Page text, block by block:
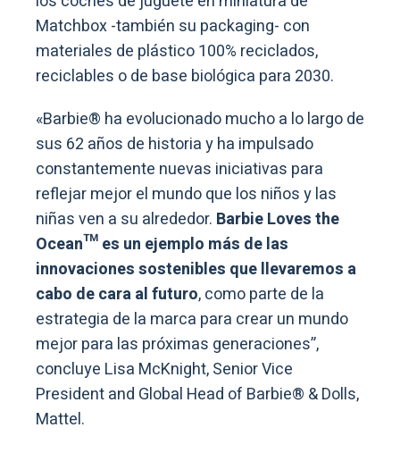
Matchbox -también su packaging- con
materiales de plástico 100% reciclados,
reciclables o de base biológica para 2030.
«Barbie® ha evolucionado mucho a lo largo de
sus 62 años de historia y ha impulsado
constantemente nuevas iniciativas para
reflejar mejor el mundo que los niños y las
niñas ven a su alrededor. Barbie Loves the
Ocean™ es un ejemplo más de las
innovaciones sostenibles que llevaremos a
cabo de cara al futuro, como parte de la
estrategia de la marca para crear un mundo
mejor para las próximas generaciones”,
concluye Lisa McKnight, Senior Vice
President and Global Head of Barbie® & Dolls,
Mattel.